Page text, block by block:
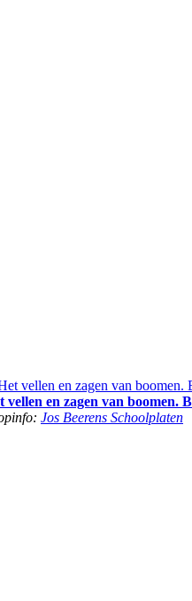
en zagen van boomen.
Jos Beerens Schoolplaten